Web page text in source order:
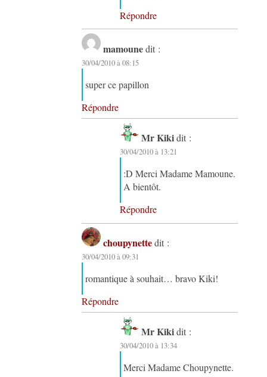
Répondre
mamoune dit :
30/04/2010 à 08:15
super ce papillon
Répondre
Mr Kiki dit :
30/04/2010 à 13:21
:D Merci Madame Mamoune.
A bientôt.
Répondre
choupynette dit :
30/04/2010 à 09:31
romantique à souhait… bravo Kiki!
Répondre
Mr Kiki dit :
30/04/2010 à 13:34
Merci Madame Choupynette.